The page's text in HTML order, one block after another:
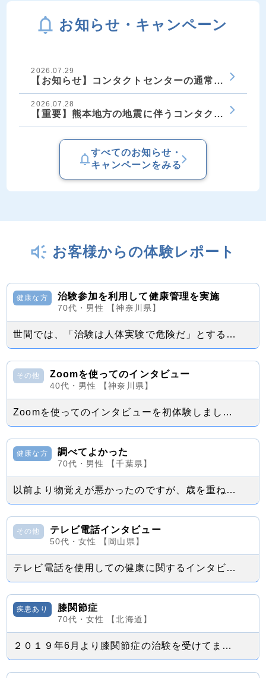
お知らせ・キャンペーン
2026.07.29
【お知らせ】コンタクトセンターの通常稼働再開
2026.07.28
【重要】熊本地方の地震に伴うコンタクトセンタ
すべてのお知らせ・
キャンペーンをみる
お客様からの体験レポート
健康な方 治験参加を利用して健康管理を実施
70代・男性 【神奈川県】
世間では、「治験は人体実験で危険だ」とする拒絶反応を示す意見が時々見聞きされます...
その他 Zoomを使ってのインタビュー
40代・男性 【神奈川県】
Zoomを使ってのインタビューを初体験しました。 インタビューの内容は片頭痛の...
健康な方 調べてよかった
70代・男性 【千葉県】
以前より物覚えが悪かったのですが、歳を重ねてくると以前より物覚えが悪いだけでなく...
その他 テレビ電話インタビュー
50代・女性 【岡山県】
テレビ電話を使用しての健康に関するインタビューを受けました。 色々初めてでご迷...
疾患あり 膝関節症
70代・女性 【北海道】
２０１９年6月より膝関節症の治験を受けてます。 1年経過しました。 今後は1...